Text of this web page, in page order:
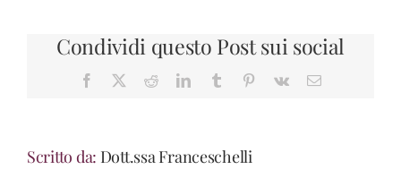
Condividi questo Post sui social
Facebook RedditLinkedInTumblr Pinterest
Vk Email
Scritto da: Dott.ssa Franceschelli